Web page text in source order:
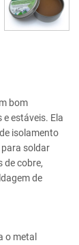
bom
estáveis. Ela
isolamento
soldar
de cobre,
de
o metal